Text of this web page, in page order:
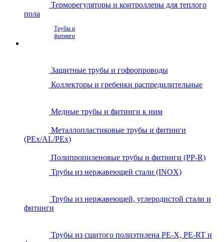
Терморегуляторы и контроллеры для теплого
пола
Трубы и
фитинги
Защитные трубы и гофропроводы
Коллекторы и гребенки распредилительные
Медные трубы и фитинги к ним
Металлопластиковые трубы и фитинги
(PEx/AL/PEx)
Полипропиленовые трубы и фитинги (PP-R)
Трубы из нержавеющей стали (INOX)
Трубы из нержавеющей, углеродистой стали и
фитинги
Трубы из сшитого полиэтилена PE-X, PE-RT и